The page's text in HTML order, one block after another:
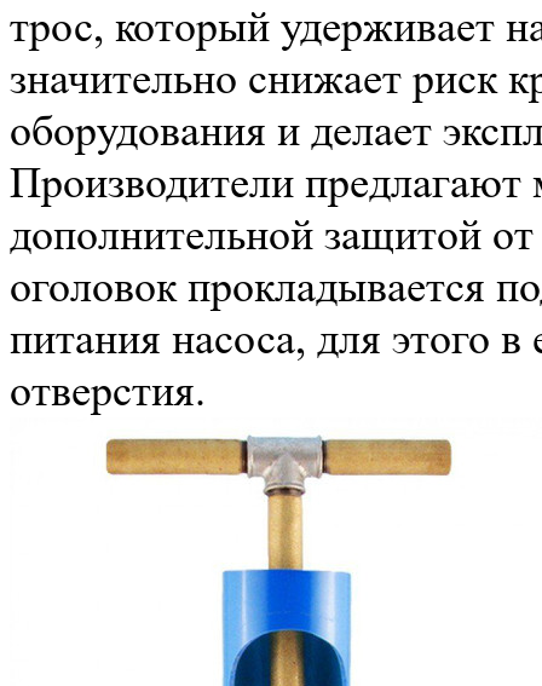
трос, который удерживает
значительно снижает риск
оборудования и делает
Производители
дополнительной защитой
оголовок прокладывается
питания насоса, для этого
отверстия.